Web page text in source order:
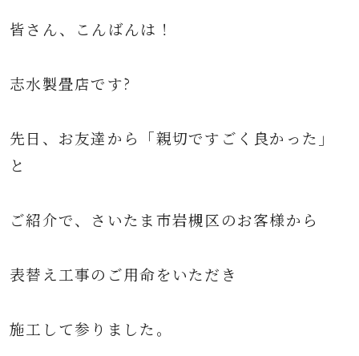
皆さん、こんばんは！
志水製畳店です?
先日、お友達から「親切ですごく良かった」
と
ご紹介で、 さいたま市岩槻区のお客様から
表替え工事のご用命をいただき
施工して参りました。